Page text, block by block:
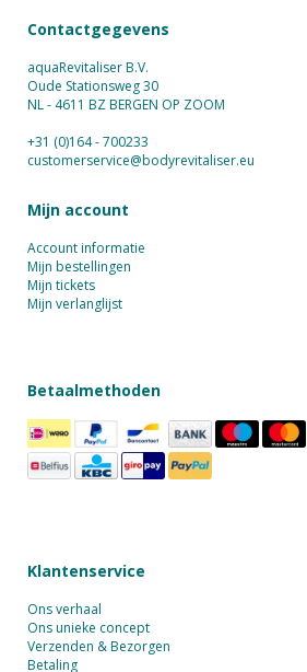
Contactgegevens
aquaRevitaliser B.V.
Oude Stationsweg 30
NL - 4611 BZ BERGEN OP ZOOM
+31 (0)164 - 700233
customerservice@bodyrevitaliser.eu
Mijn account
Account informatie
Mijn bestellingen
Mijn tickets
Mijn verlanglijst
Betaalmethoden
Klantenservice
Ons verhaal
Ons unieke concept
Verzenden & Bezorgen
Betaling